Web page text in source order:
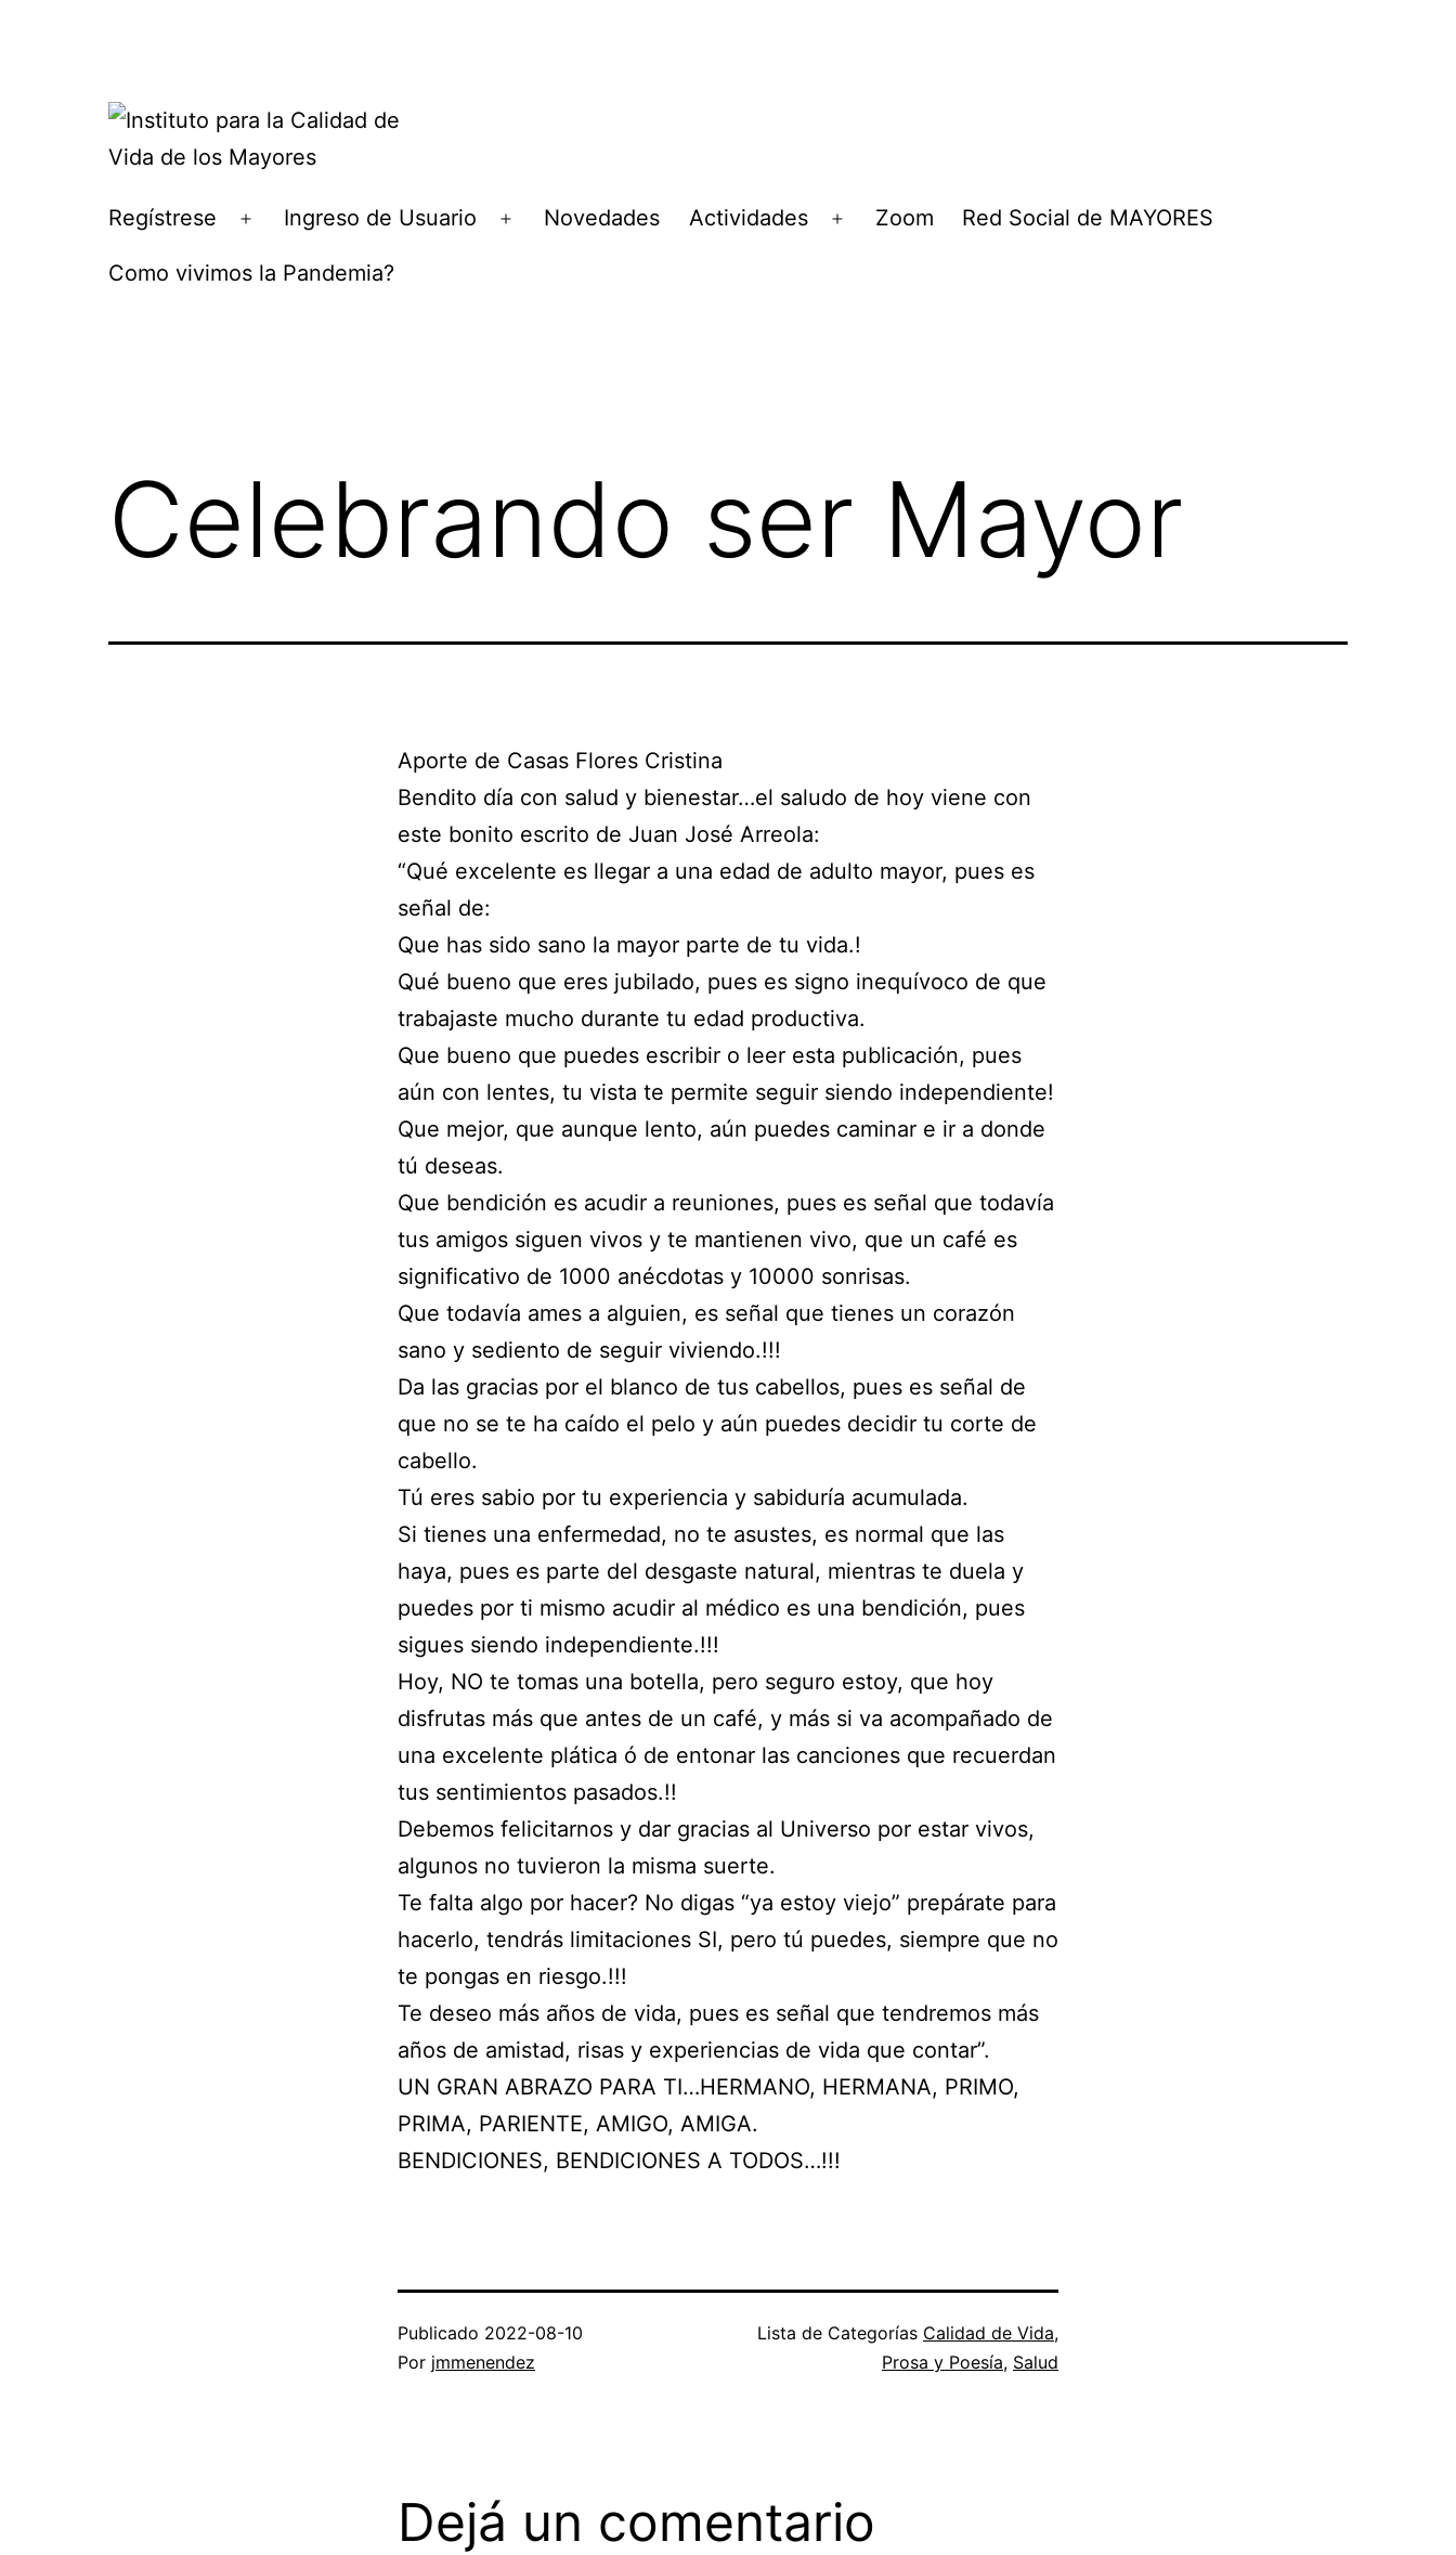
Instituto
la
Mayores
Regístrese
Abrir
el
Ingreso de Usuario
Abrir
Novedades Actividades
Abrir
Zoom Red Social de MAYORES
Como vivimos la Pandemia?
Celebrando ser Mayor
Aporte de Casas Flores Cristina
Bendito día con salud y bienestar…el saludo de hoy viene con
este bonito escrito de Juan José Arreola:
“Qué excelente es llegar a una edad de adulto mayor, pues es
señal de:
Que has sido sano la mayor parte de tu vida.!
Qué bueno que eres jubilado, pues es signo inequívoco de que
trabajaste mucho durante tu edad productiva.
Que bueno que puedes escribir o leer esta publicación, pues
aún con lentes, tu vista te permite seguir siendo independiente!
Que mejor, que aunque lento, aún puedes caminar e ir a donde
tú deseas.
Que bendición es acudir a reuniones, pues es señal que todavía
tus amigos siguen vivos y te mantienen vivo, que un café es
significativo de 1000 anécdotas y 10000 sonrisas.
Que todavía ames a alguien, es señal que tienes un corazón
sano y sediento de seguir viviendo.!!!
Da las gracias por el blanco de tus cabellos, pues es señal de
que no se te ha caído el pelo y aún puedes decidir tu corte de
cabello.
Tú eres sabio por tu experiencia y sabiduría acumulada.
Si tienes una enfermedad, no te asustes, es normal que las
haya, pues es parte del desgaste natural, mientras te duela y
puedes por ti mismo acudir al médico es una bendición, pues
sigues siendo independiente.!!!
Hoy, NO te tomas una botella, pero seguro estoy, que hoy
disfrutas más que antes de un café, y más si va acompañado de
una excelente plática ó de entonar las canciones que recuerdan
tus sentimientos pasados.!!
Debemos felicitarnos y dar gracias al Universo por estar vivos,
algunos no tuvieron la misma suerte.
Te falta algo por hacer? No digas “ya estoy viejo” prepárate para
hacerlo, tendrás limitaciones SI, pero tú puedes, siempre que no
te pongas en riesgo.!!!
Te deseo más años de vida, pues es señal que tendremos más
años de amistad, risas y experiencias de vida que contar”.
UN GRAN ABRAZO PARA TI…HERMANO, HERMANA, PRIMO,
PRIMA, PARIENTE, AMIGO, AMIGA.
BENDICIONES, BENDICIONES A TODOS…!!!
Publicado 2022-08-10
Por jmmenendez
Lista de Categorías Calidad de Vida,
Prosa y Poesía, Salud
Dejá un comentario